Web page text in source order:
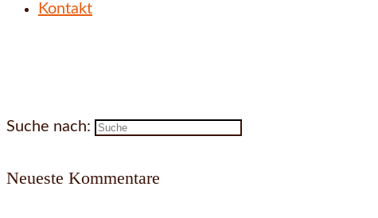
Kontakt
Suche nach:
Neueste Kommentare